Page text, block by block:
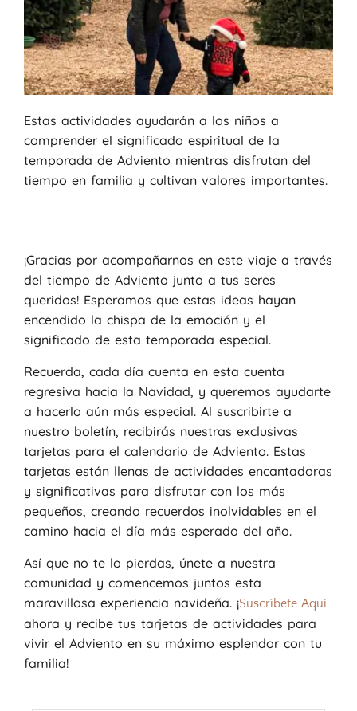
Estas actividades ayudarán a los niños a
comprender el significado espiritual de la
temporada de Adviento mientras disfrutan del
tiempo en familia y cultivan valores importantes.
¡Gracias por acompañarnos en este viaje a través
del tiempo de Adviento junto a tus seres
queridos! Esperamos que estas ideas hayan
encendido la chispa de la emoción y el
significado de esta temporada especial.
Recuerda, cada día cuenta en esta cuenta
regresiva hacia la Navidad, y queremos ayudarte
a hacerlo aún más especial. Al suscribirte a
nuestro boletín, recibirás nuestras exclusivas
tarjetas para el calendario de Adviento. Estas
tarjetas están llenas de actividades encantadoras
y significativas para disfrutar con los más
pequeños, creando recuerdos inolvidables en el
camino hacia el día más esperado del año.
Así que no te lo pierdas, únete a nuestra
comunidad y comencemos juntos esta
maravillosa experiencia navideña. ¡Suscríbete Aqui
ahora y recibe tus tarjetas de actividades para
vivir el Adviento en su máximo esplendor con tu
familia!